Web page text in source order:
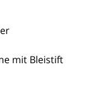
mit Bleistift